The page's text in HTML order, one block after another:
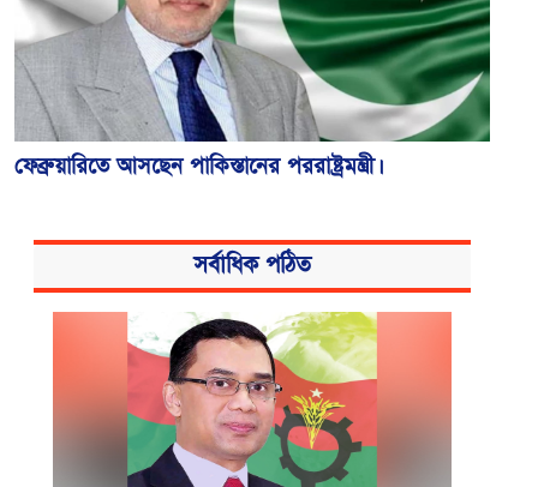
ফেব্রুয়ারিতে আসছেন পাকিস্তানের পররাষ্ট্রমন্ত্রী।
সর্বাধিক পঠিত